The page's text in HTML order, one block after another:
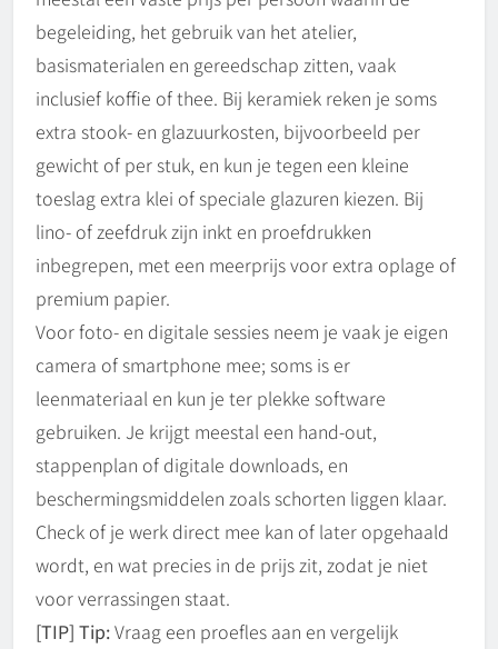
begeleiding, het gebruik van het atelier,
basismaterialen en gereedschap zitten, vaak
inclusief koffie of thee. Bij keramiek reken je soms
extra stook- en glazuurkosten, bijvoorbeeld per
gewicht of per stuk, en kun je tegen een kleine
toeslag extra klei of speciale glazuren kiezen. Bij
lino- of zeefdruk zijn inkt en proefdrukken
inbegrepen, met een meerprijs voor extra oplage of
premium papier.
Voor foto- en digitale sessies neem je vaak je eigen
camera of smartphone mee; soms is er
leenmateriaal en kun je ter plekke software
gebruiken. Je krijgt meestal een hand-out,
stappenplan of digitale downloads, en
beschermingsmiddelen zoals schorten liggen klaar.
Check of je werk direct mee kan of later opgehaald
wordt, en wat precies in de prijs zit, zodat je niet
voor verrassingen staat.
[TIP] Tip:Vraag een proefles aan en vergelijk